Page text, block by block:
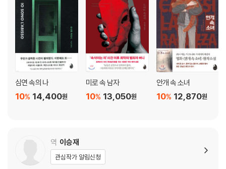
심연 속의 나
14,400원
10%
미로 속 남자
13,050원
10%
안개 속 소녀
12,870원
10%
역 이승재
관심작가 알림신청